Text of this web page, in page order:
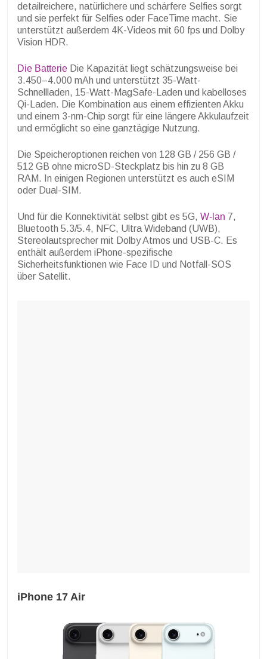
detailreichere, natürlichere und schärfere Selfies sorgt
und sie perfekt für Selfies oder FaceTime macht. Sie
unterstützt außerdem 4K-Videos mit 60 fps und Dolby
Vision HDR.
Die Batterie Die Kapazität liegt schätzungsweise bei
3.450–4.000 mAh und unterstützt 35-Watt-
Schnellladen, 15-Watt-MagSafe-Laden und kabelloses
Qi-Laden. Die Kombination aus einem effizienten Akku
und einem 3-nm-Chip sorgt für eine längere Akkulaufzeit
und ermöglicht so eine ganztägige Nutzung.
Die Speicheroptionen reichen von 128 GB / 256 GB /
512 GB ohne microSD-Steckplatz bis hin zu 8 GB
RAM. In einigen Regionen unterstützt es auch eSIM
oder Dual-SIM.
Und für die Konnektivität selbst gibt es 5G, W-lan 7,
Bluetooth 5.3/5.4, NFC, Ultra Wideband (UWB),
Stereolautsprecher mit Dolby Atmos und USB-C. Es
enthält außerdem iPhone-spezifische
Sicherheitsfunktionen wie Face ID und Notfall-SOS
über Satellit.
iPhone 17 Air